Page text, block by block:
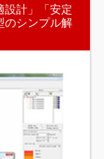
設計」「安定
のシンプル解